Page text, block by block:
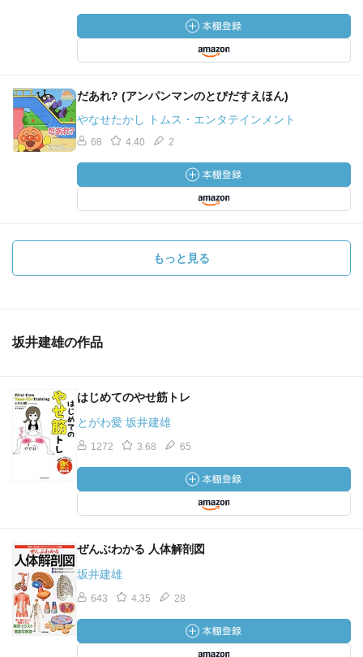
だあれ? (アンパンマンのとびだすえほん)
やなせたかし トムス・エンタテインメント
68 4.40 2
もっと見る
坂井建雄の作品
はじめてのやせ筋トレ
とがわ愛 坂井建雄
1272 3.68 65
ぜんぶわかる 人体解剖図
坂井建雄
643 4.35 28